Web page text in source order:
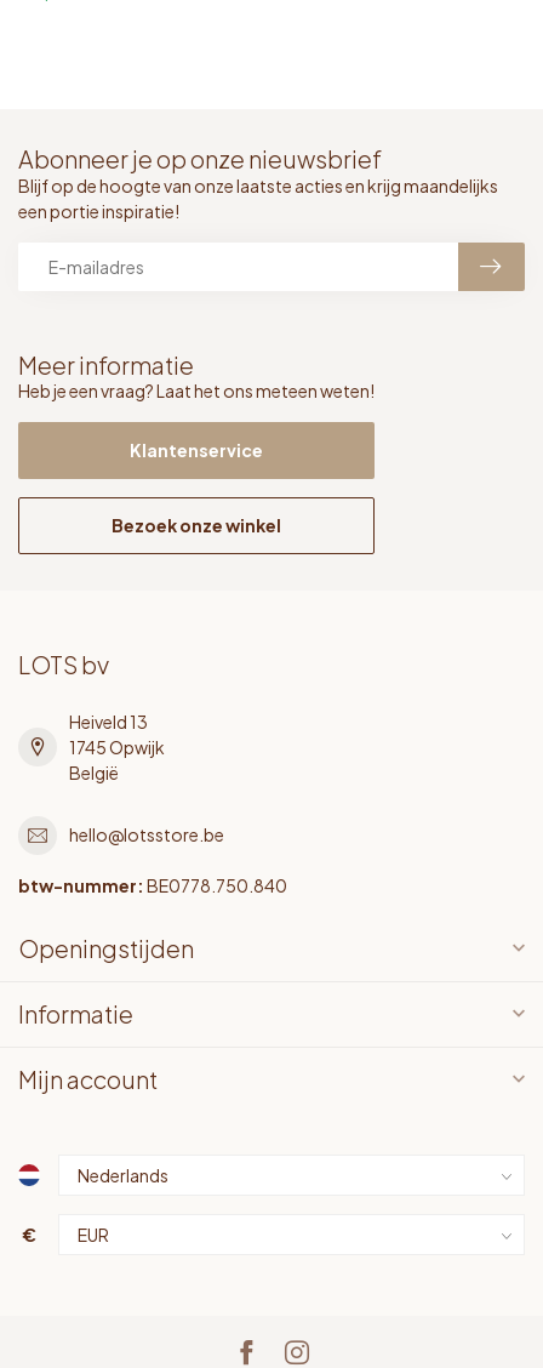
Meer informatie
Heb je een vraag? Laat het ons meteen weten!
Klantenservice
Bezoek onze winkel
Abonneer je op onze nieuwsbrief
Blijf op de hoogte van onze laatste acties en krijg maandelijks
een portie inspiratie!
LOTS bv
Heiveld 13
1745 Opwijk
België
hello@lotsstore.be
btw-nummer: BE0778.750.840
Openingstijden
Informatie
Mijn account
€